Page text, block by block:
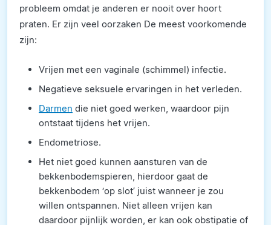
probleem omdat je anderen er nooit over hoort
praten. Er zijn veel oorzaken De meest voorkomende
zijn:
Vrijen met een vaginale (schimmel) infectie.
Negatieve seksuele ervaringen in het verleden.
Darmen die niet goed werken, waardoor pijn
ontstaat tijdens het vrijen.
Endometriose.
Het niet goed kunnen aansturen van de
bekkenbodemspieren, hierdoor gaat de
bekkenbodem ‘op slot’ juist wanneer je zou
willen ontspannen. Niet alleen vrijen kan
daardoor pijnlijk worden, er kan ook obstipatie of